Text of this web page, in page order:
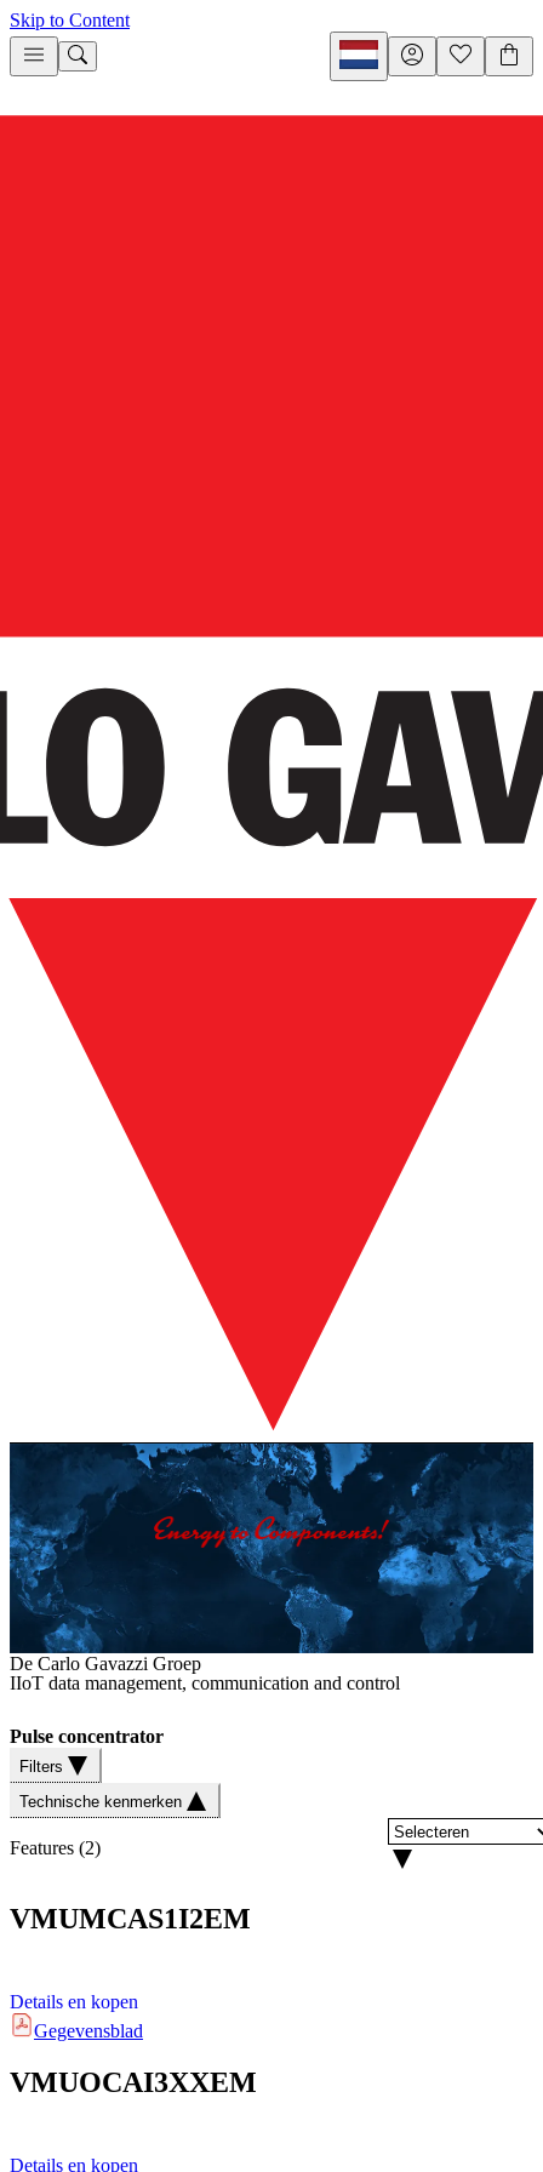
Skip to Content
De Carlo Gavazzi Groep
IIoT data management, communication and control
Pulse concentrator
Filters
Technische kenmerken
Features (2)
VMUMCAS1I2EM
Details en kopen
Gegevensblad
VMUOCAI3XXEM
Details en kopen